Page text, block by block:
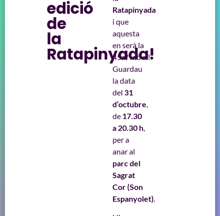
edició
de
la
Ratapinyada!
Ratapinyada
i que
aquesta
en serà la
45a? Idò sí!
Guardau
la data
del31
d’octubre,
de 17.30
a 20.30 h,
per a
anar al
parc del
Sagrat
Cor(Son
Espanyolet).